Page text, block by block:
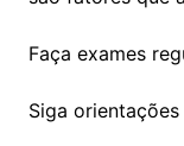
Faça exames
Siga